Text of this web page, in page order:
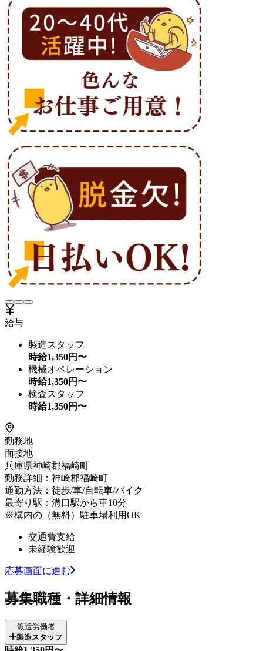
給与
製造スタッフ
時給1,350円〜
機械オペレーション
時給1,350円〜
検査スタッフ
時給1,350円〜
勤務地
面接地
兵庫県神崎郡福崎町
勤務詳細：神崎郡福崎町
通勤方法：徒歩/車/自転車/バイク
最寄り駅：溝口駅から車10分
※構内の（無料）駐車場利用OK
交通費支給
未経験歓迎
応募画面に進む
募集職種・詳細情報
派遣労働者
製造スタッフ